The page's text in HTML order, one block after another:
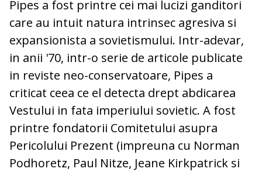
Pipes a fost printre cei mai lucizi ganditori
care au intuit natura intrinsec agresiva si
expansionista a sovietismului. Intr-adevar,
in anii '70, intr-o serie de articole publicate
in reviste neo-conservatoare, Pipes a
criticat ceea ce el detecta drept abdicarea
Vestului in fata imperiului sovietic. A fost
printre fondatorii Comitetului asupra
Pericolului Prezent (impreuna cu Norman
Podhoretz, Paul Nitze, Jeane Kirkpatrick si